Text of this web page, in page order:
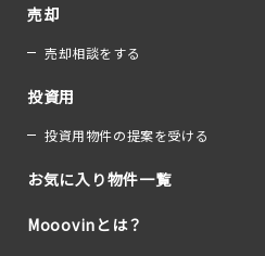
売却
売却相談をする
投資用
投資用物件の提案を受ける
お気に入り物件一覧
Mooovinとは？